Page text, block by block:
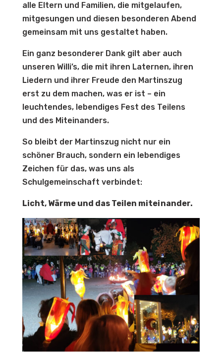
alle Eltern und Familien, die mitgelaufen,
mitgesungen und diesen besonderen Abend
gemeinsam mit uns gestaltet haben.
Ein ganz besonderer Dank gilt aber auch
unseren Willi’s, die mit ihren Laternen, ihren
Liedern und ihrer Freude den Martinszug
erst zu dem machen, was er ist – ein
leuchtendes, lebendiges Fest des Teilens
und des Miteinanders.
So bleibt der Martinszug nicht nur ein
schöner Brauch, sondern ein lebendiges
Zeichen für das, was uns als
Schulgemeinschaft verbindet:
Licht, Wärme und das Teilen miteinander.